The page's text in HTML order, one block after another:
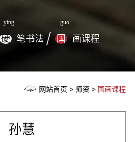
ying
硬 笔书法
guo
国 画课程
网站首页 > 师资 > 国画课程
孙慧